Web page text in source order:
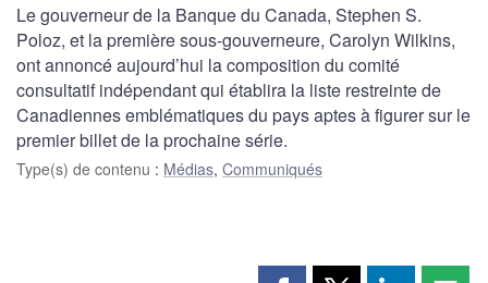
Le gouverneur de la Banque du Canada, Stephen S.
Poloz, et la première sous-gouverneure, Carolyn Wilkins,
ont annoncé aujourd’hui la composition du comité
consultatif indépendant qui établira la liste restreinte de
Canadiennes emblématiques du pays aptes à figurer sur le
premier billet de la prochaine série.
Type(s) de contenu : Médias, Communiqués